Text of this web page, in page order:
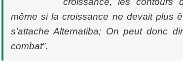
même si la croissance ne devait plus
s’attache Alternatiba; On peut donc
combat”.